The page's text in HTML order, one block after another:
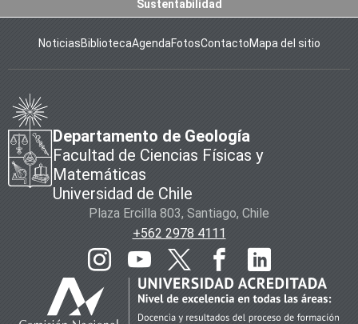
Sustentabilidad
NoticiasBibliotecaAgendaFotosContactoMapa del sitio
Departamento de Geología
Facultad de Ciencias Físicas y
Matemáticas
Universidad de Chile
Plaza Ercilla 803, Santiago, Chile
+562 2978 4111